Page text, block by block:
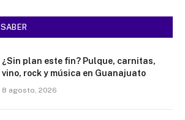
SABER
¿Sin plan este fin? Pulque, carnitas,
vino, rock y música en Guanajuato
8 agosto, 2026